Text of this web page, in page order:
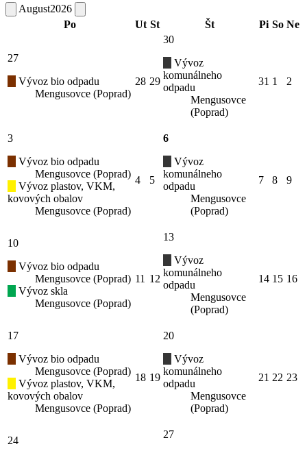
August2026
Po
Ut St Št Pi So Ne
27
Vývoz bio odpadu
Mengusovce (Poprad)
28 29
30
Vývoz
komunálneho
odpadu
Mengusovce
(Poprad)
31 1 2
3
Vývoz bio odpadu
Mengusovce (Poprad)
Vývoz plastov, VKM,
kovových obalov
Mengusovce (Poprad)
4 5
6
Vývoz
komunálneho
odpadu
Mengusovce
(Poprad)
7 8 9
10
Vývoz bio odpadu
Mengusovce (Poprad)
Vývoz skla
Mengusovce (Poprad)
11 12
13
Vývoz
komunálneho
odpadu
Mengusovce
(Poprad)
14 15 16
17
Vývoz bio odpadu
Mengusovce (Poprad)
Vývoz plastov, VKM,
kovových obalov
Mengusovce (Poprad)
18 19
20
Vývoz
komunálneho
odpadu
Mengusovce
(Poprad)
21 22 23
24
27